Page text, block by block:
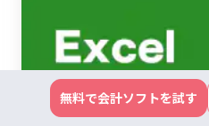
無料で会計ソフトを試す